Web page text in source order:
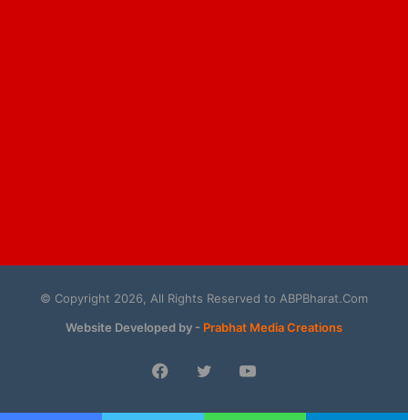
© Copyright 2026, All Rights Reserved to ABPBharat.Com
Website Developed by - Prabhat Media Creations
Facebook
TwitterYouTube